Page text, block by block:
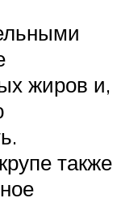
жиров и,
также